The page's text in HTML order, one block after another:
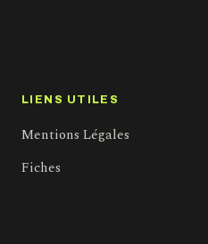
LIENS UTILES
Mentions Légales
Fiches